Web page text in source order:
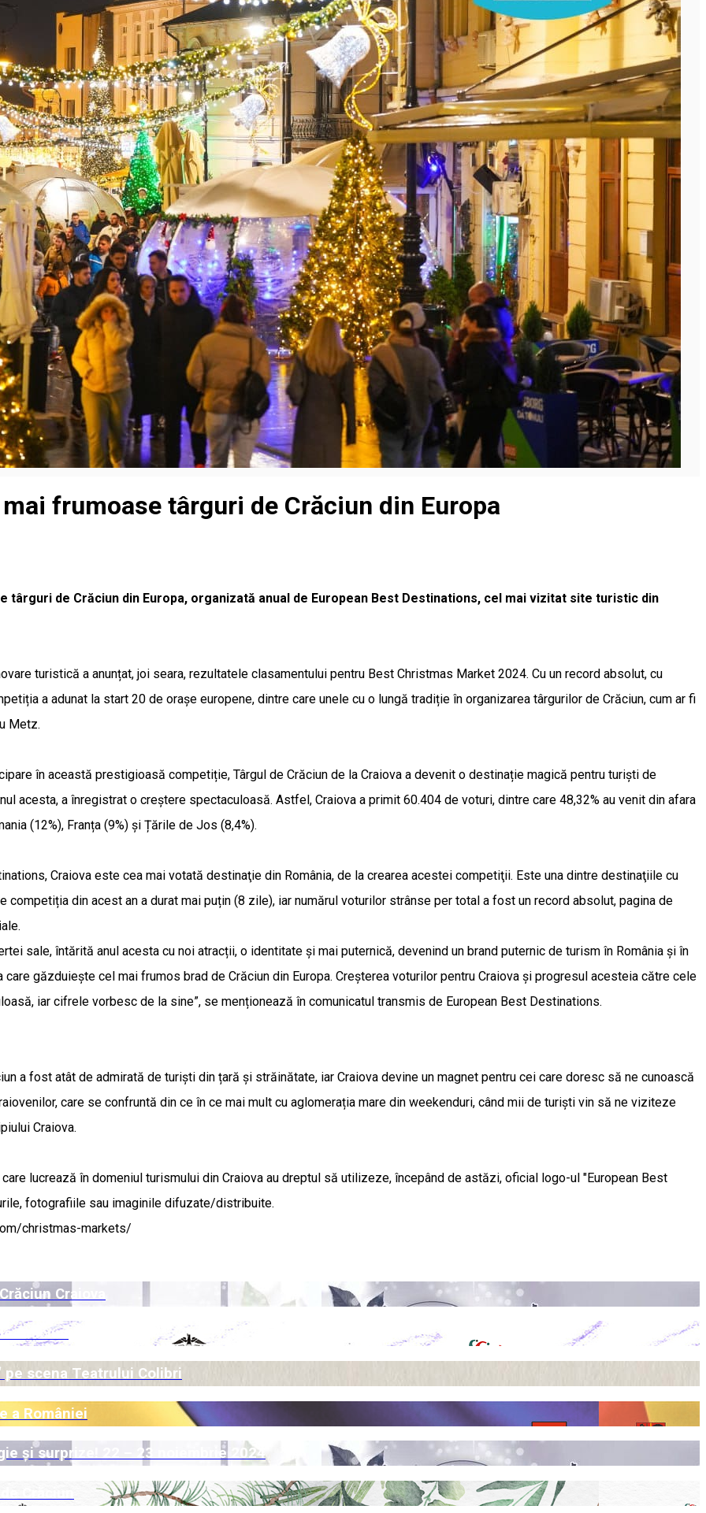
frumoase târguri de Crăciun din Europa
de Crăciun din Europa, organizată anual de European Best Destinations, cel mai vizitat site turistic din
turistică a anunțat, joi seara, rezultatele clasamentului pentru Best Christmas Market 2024. Cu un record absolut, cu
a adunat la start 20 de orașe europene, dintre care unele cu o lungă tradiție în organizarea târgurilor de Crăciun, cum ar fi
Metz.
în această prestigioasă competiție, Târgul de Crăciun de la Craiova a devenit o destinație magică pentru turiști de
acesta, a înregistrat o creștere spectaculoasă. Astfel, Craiova a primit 60.404 de voturi, dintre care 48,32% au venit din afara
(12%), Franța (9%) și Țările de Jos (8,4%).
Craiova este cea mai votată destinaţie din România, de la crearea acestei competiţii. Este una dintre destinaţiile cu
competiția din acest an a durat mai puțin (8 zile), iar numărul voturilor strânse per total a fost un record absolut, pagina de
sale, întărită anul acesta cu noi atracții, o identitate și mai puternică, devenind un brand puternic de turism în România și în
găzduiește cel mai frumos brad de Crăciun din Europa. Creșterea voturilor pentru Craiova și progresul acesteia către cele
iar cifrele vorbesc de la sine”, se menționează în comunicatul transmis de European Best Destinations.
a fost atât de admirată de turiști din țară și străinătate, iar Craiova devine un magnet pentru cei care doresc să ne cunoască
care se confruntă din ce în ce mai mult cu aglomerația mare din weekenduri, când mii de turiști vin să ne viziteze
Craiova.
lucrează în domeniul turismului din Craiova au dreptul să utilizeze, începând de astăzi, oficial logo-ul "European Best
fotografiile sau imaginile difuzate/distribuite.
christmas-markets/
Craiova
Crăciun
pe scena Teatrului Colibri
a României
și surprize! 22 – 23 noiembrie 2024
Crăciun